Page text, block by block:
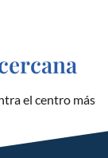
el centro más